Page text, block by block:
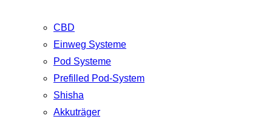
CBD
Einweg Systeme
Pod Systeme
Prefilled Pod-System
Shisha
Akkuträger